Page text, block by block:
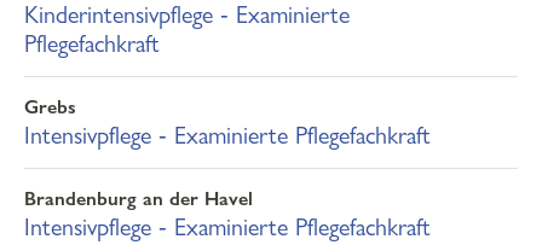
Kinderintensivpflege ‐ Examinierte
Pflegefachkraft
Grebs
Intensivpflege ‐ Examinierte Pflegefachkraft
Brandenburg an der Havel
Intensivpflege ‐ Examinierte Pflegefachkraft